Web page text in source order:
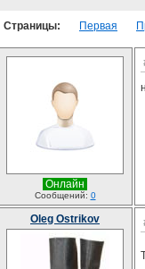
Страницы: Первая
Онлайн
Сообщений: 0
Oleg Ostrikov